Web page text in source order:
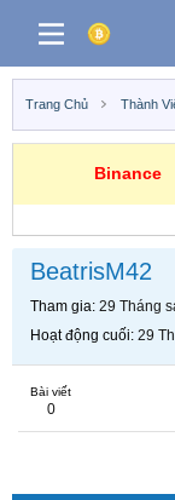
Trang Chủ Thành
Binance
BeatrisM42
Tham gia 29 Tháng
Hoạt động cuối 29
Bài viết
0